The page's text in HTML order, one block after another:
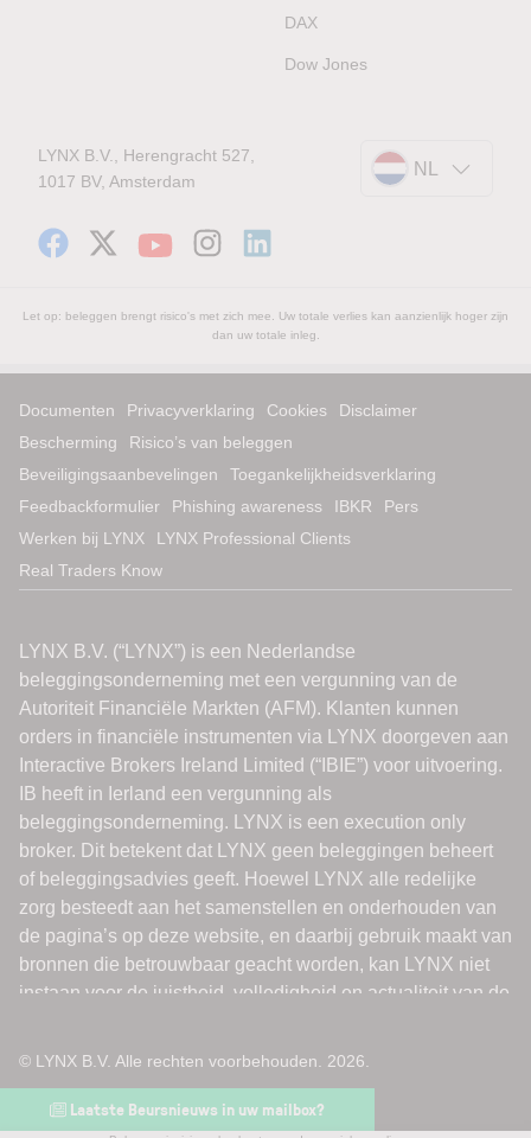
DAX
Dow Jones
LYNX B.V., Herengracht 527,
1017 BV, Amsterdam
NL
Let op: beleggen brengt risico's met zich mee. Uw totale verlies kan aanzienlijk hoger zijn
dan uw totale inleg.
Documenten Privacyverklaring Cookies
Disclaimer
Bescherming
Risico’s van beleggen
Beveiligingsaanbevelingen
Toegankelijkheidsverklaring
Feedbackformulier
Phishing awareness IBKR
Pers
Werken bij LYNX
LYNX Professional Clients
Real Traders Know
© LYNX B.V. Alle rechten voorbehouden. 2026.
Laatste Beursnieuws in uw mailbox?